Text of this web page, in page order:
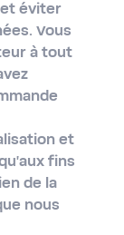
éviter
Vous
à tout
et
fins
de la
nous